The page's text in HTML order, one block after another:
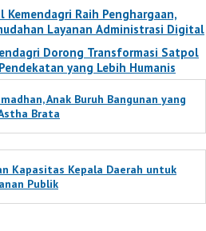
Kemendagri Raih Penghargaan,
Layanan Administrasi Digital
Dorong Transformasi Satpol
yang Lebih Humanis
Anak Buruh Bangunan yang
Brata
Kapasitas Kepala Daerah untuk
Publik